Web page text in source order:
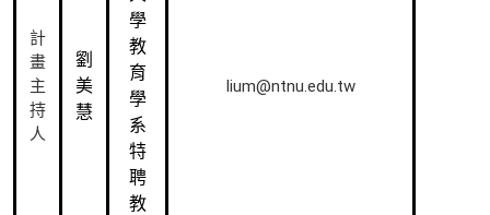
計
畫
主
持
人
劉
美
慧
學
教
育
學
系
特
聘
教
lium@ntnu.edu.tw